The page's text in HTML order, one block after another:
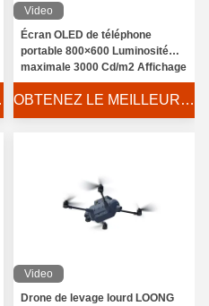
Video
Écran OLED de téléphone
portable 800×600 Luminosité
maximale 3000 Cd/m2 Affichage
haute résolution
OBTENEZ LE MEILLEUR PRIX
Video
Drone de levage lourd LOONG